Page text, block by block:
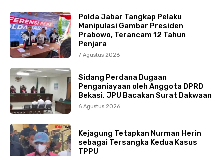
Polda Jabar Tangkap Pelaku
Manipulasi Gambar Presiden
Prabowo, Terancam 12 Tahun
Penjara
7 Agustus 2026
Sidang Perdana Dugaan
Penganiayaan oleh Anggota DPRD
Bekasi, JPU Bacakan Surat Dakwaan
6 Agustus 2026
Kejagung Tetapkan Nurman Herin
sebagai Tersangka Kedua Kasus
TPPU